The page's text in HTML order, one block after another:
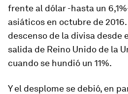
frente al dólar -hasta un 6,1%
asiáticos en octubre de
descenso de la divisa desde
salida de Reino Unido de la
cuando se hundió un 11%.
Y el desplome se debió, en